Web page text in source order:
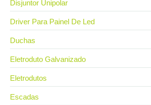
Disjuntor Unipolar
Driver Para Painel De Led
Duchas
Eletroduto Galvanizado
Eletrodutos
Escadas